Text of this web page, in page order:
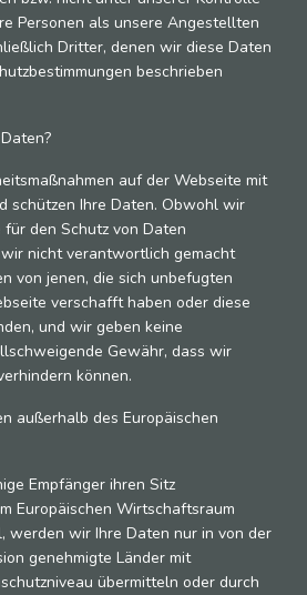
Personen als unsere Angestellten
Dritter, denen wir diese Daten
beschrieben
auf der Webseite mit
schützen Ihre Daten. Obwohl wir
den Schutz von Daten
nicht verantwortlich gemacht
von jenen, die sich unbefugten
verschafft haben oder diese
und wir geben keine
Gewähr, dass wir
können.
außerhalb des Europäischen
Empfänger ihren Sitz
Europäischen Wirtschaftsraum
werden wir Ihre Daten nur in von der
genehmigte Länder mit
übermitteln oder durch